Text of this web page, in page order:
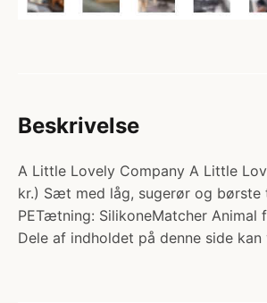
Beskrivelse
A Little Lovely Company A Little
kr.) Sæt med låg, sugerør og børste
PETætning: SilikoneMatcher Animal
Dele af indholdet på denne side